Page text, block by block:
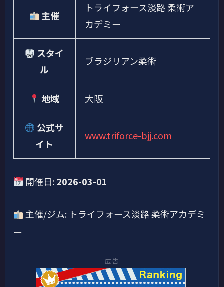
主催
トライフォース淡路 柔術ア
カデミー
スタイ
ル
ブラジリアン柔術
地域 大阪
公式サ
イト
www.triforce-bjj.com
開催日:2026-03-01
主催/ジム: トライフォース淡路 柔術アカデミ
ー
広告